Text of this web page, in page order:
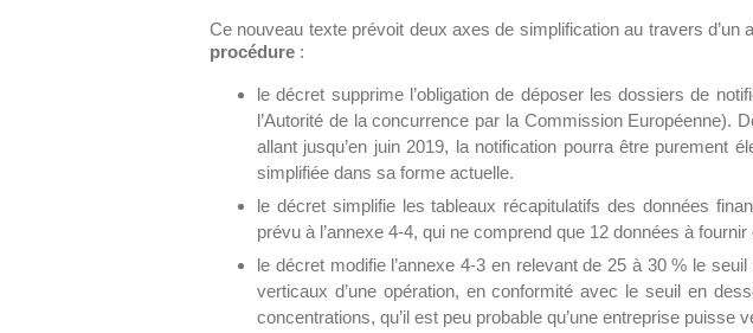
Ce nouveau texte prévoit deux axes de simplification au travers d’un
procédure :
le décret supprime l’obligation de déposer les dossiers de
l’Autorité de la concurrence par la Commission Européenne).
allant jusqu’en juin 2019, la notification pourra être purement
simplifiée dans sa forme actuelle.
le décret simplifie les tableaux récapitulatifs des données
prévu à l’annexe 4-4, qui ne comprend que 12 données à
le décret modifie l’annexe 4-3 en relevant de 25 à 30 % le
verticaux d’une opération, en conformité avec le seuil en
concentrations, qu’il est peu probable qu’une entreprise